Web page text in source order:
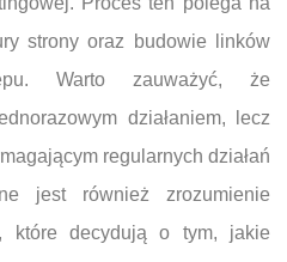
strony oraz budowie linków
Warto zauważyć, że
działaniem, lecz
regularnych działań
jest również zrozumienie
które decydują o tym, jakie